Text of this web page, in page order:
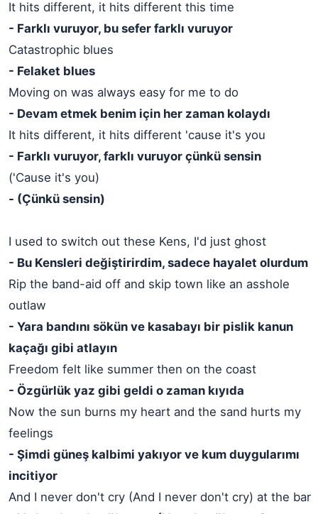
It hits different, it hits different this time
- Farklı vuruyor, bu sefer farklı vuruyor
Catastrophic blues
- Felaket blues
Moving on was always easy for me to do
- Devam etmek benim için her zaman kolaydı
It hits different, it hits different 'cause it's you
- Farklı vuruyor, farklı vuruyor çünkü sensin
('Cause it's you)
- (Çünkü sensin)
I used to switch out these Kens, I'd just ghost
- Bu Kensleri değiştirirdim, sadece hayalet olurdum
Rip the band-aid off and skip town like an asshole
outlaw
- Yara bandını sökün ve kasabayı bir pislik kanun
kaçağı gibi atlayın
Freedom felt like summer then on the coast
- Özgürlük yaz gibi geldi o zaman kıyıda
Now the sun burns my heart and the sand hurts my
feelings
- Şimdi güneş kalbimi yakıyor ve kum duygularımı
incitiyor
And I never don't cry (And I never don't cry) at the bar